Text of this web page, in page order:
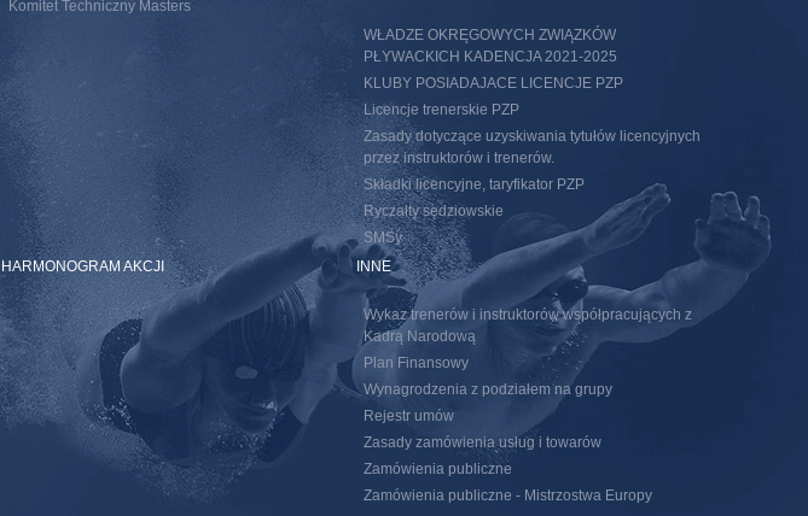
Komitet Techniczny Masters
WŁADZE OKRĘGOWYCH ZWIĄZKÓW
PŁYWACKICH KADENCJA 2021-2025
KLUBY POSIADAJACE LICENCJE PZP
Licencje trenerskie PZP
Zasady dotyczące uzyskiwania tytułów licencyjnych
przez instruktorów i trenerów.
Składki licencyjne, taryfikator PZP
Ryczałty sędziowskie
SMSy
HARMONOGRAM AKCJI INNE
Wykaz trenerów i instruktorów współpracujących z
Kadrą Narodową
Plan Finansowy
Wynagrodzenia z podziałem na grupy
Rejestr umów
Zasady zamówienia usług i towarów
Zamówienia publiczne
Zamówienia publiczne - Mistrzostwa Europy